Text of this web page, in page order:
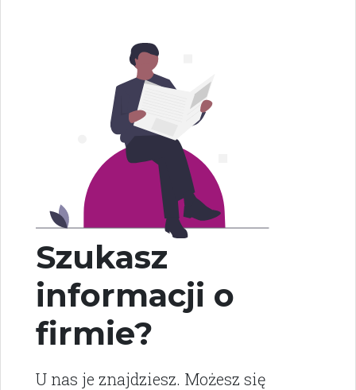
Szukasz
informacji o
firmie?
U nas je znajdziesz. Możesz się